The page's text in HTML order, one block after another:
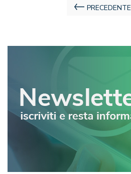
Navigazione
PRECEDENTE